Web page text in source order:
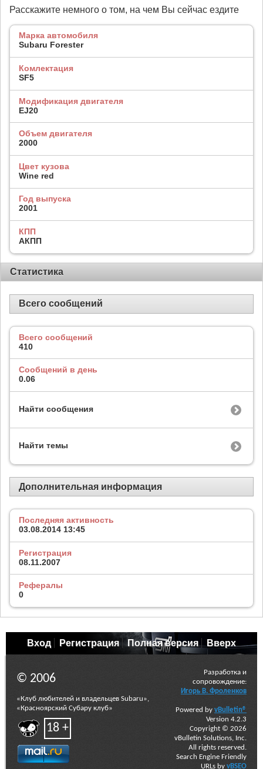
Расскажите немного о том, на чем Вы сейчас ездите
Марка автомобиля
Subaru Forester
Комлектация
SF5
Модификация двигателя
EJ20
Объем двигателя
2000
Цвет кузова
Wine red
Год выпуска
2001
КПП
АКПП
Статистика
Всего сообщений
Всего сообщений
410
Сообщений в день
0.06
Найти сообщения
Найти темы
Дополнительная информация
Последняя активность
03.08.2014 13:45
Регистрация
08.11.2007
Рефералы
0
Вход Регистрация Полная версия Вверх
© 2006
«Клуб любителей и владельцев Subaru»,
«Красноярский Субару клуб»
18 +
Разработка и
сопровождение:
Игорь В. Фроленков
Powered by vBulletin®
Version 4.2.3
Copyright © 2026
vBulletin Solutions, Inc.
All rights reserved.
Search Engine Friendly
URLs by vBSEO